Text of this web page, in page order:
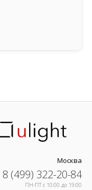
Москва
8 (499) 322-20-84
ПН-ПТ c 10:00 до 19:00